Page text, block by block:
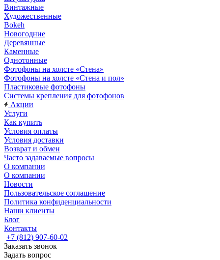
Винтажные
Художественные
Bokeh
Новогодние
Деревянные
Каменные
Однотонные
Фотофоны на холсте «Стена»
Фотофоны на холсте «Стена и пол»
Пластиковые фотофоны
Системы крепления для фотофонов
Акции
Услуги
Как купить
Условия оплаты
Условия доставки
Возврат и обмен
Часто задаваемые вопросы
О компании
О компании
Новости
Пользовательское соглашение
Политика конфиденциальности
Наши клиенты
Блог
Контакты
+7 (812) 907-60-02
Заказать звонок
Задать вопрос